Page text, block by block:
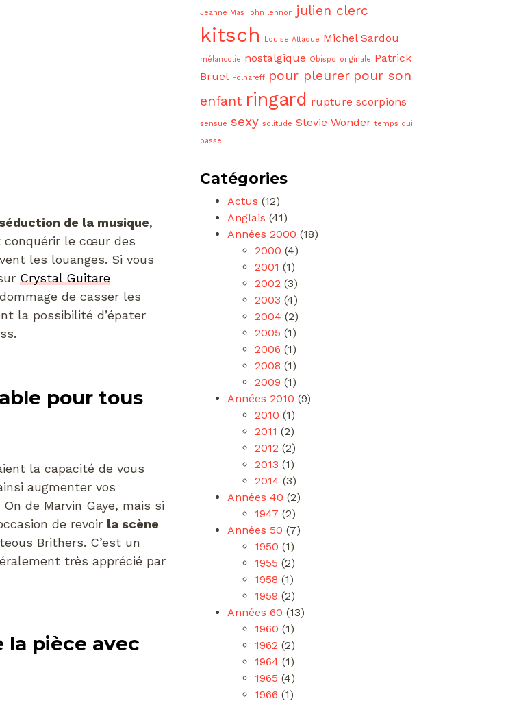
de la musique,
conquérir le cœur des
les louanges. Si vous
Crystal Guitare
de casser les
la possibilité d’épater
pour tous
la capacité de vous
augmenter vos
de Marvin Gaye, mais si
de revoir la scène
Brithers. C’est un
très apprécié par
pièce avec
Jeanne Mas john lennon julien clerc
kitsch Louise Attaque Michel Sardou
mélancolie nostalgique Obispo originale Patrick
Bruel Polnareff pour pleurer pour son
enfant ringard rupture scorpions
sensue sexy solitude Stevie Wonder temps qui
passe
Catégories
Actus (12)
Anglais (41)
Années 2000 (18)
2000 (4)
2001 (1)
2002 (3)
2003 (4)
2004 (2)
2005 (1)
2006 (1)
2008 (1)
2009 (1)
Années 2010 (9)
2010 (1)
2011 (2)
2012 (2)
2013 (1)
2014 (3)
Années 40 (2)
1947 (2)
Années 50 (7)
1950 (1)
1955 (2)
1958 (1)
1959 (2)
Années 60 (13)
1960 (1)
1962 (2)
1964 (1)
1965 (4)
1966 (1)